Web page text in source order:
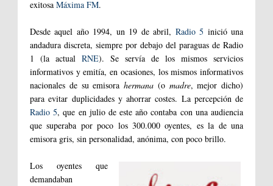
exitosa Máxima FM.
Desde aquel año 1994, un 19 de abril, Radio 5 inició una
andadura discreta, siempre por debajo del paraguas de Radio
1 (la actual RNE). Se servía de los mismos servicios
informativos y emitía, en ocasiones, los mismos informativos
nacionales de su emisora hermana (o madre, mejor dicho)
para evitar duplicidades y ahorrar costes. La percepción de
Radio 5, que en julio de este año contaba con una audiencia
que superaba por poco los 300.000 oyentes, es la de una
emisora gris, sin personalidad, anónima, con poco brillo.
Los oyentes que
demandaban